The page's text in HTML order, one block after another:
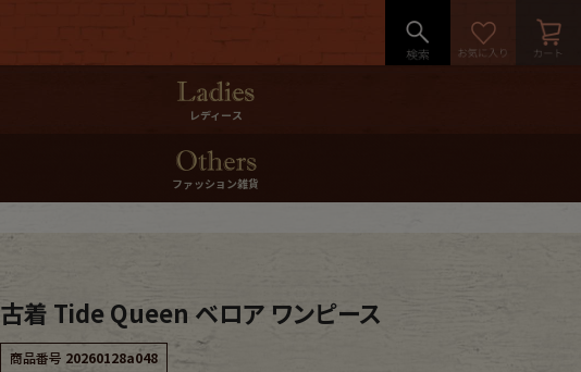
レディース
ファッション雑貨
古着 Tide Queen ベロア ワンピース
商品番号 20260128a048